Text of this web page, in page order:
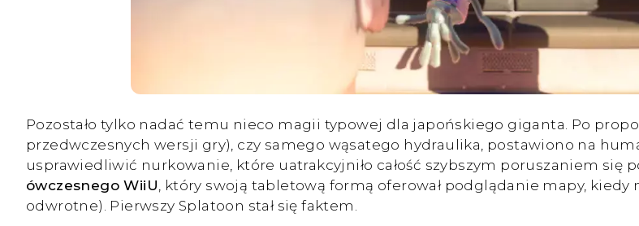
Pozostało tylko nadać temu nieco magii typowej dla japońskiego giganta. Po
przedwczesnych wersji gry), czy samego wąsatego hydraulika, postawiono na
usprawiedliwić nurkowanie, które uatrakcyjniło całość szybszym poruszaniem się
ówczesnego WiiU , który swoją tabletową formą oferował podglądanie mapy,
odwrotne). Pierwszy Splatoon stał się faktem.